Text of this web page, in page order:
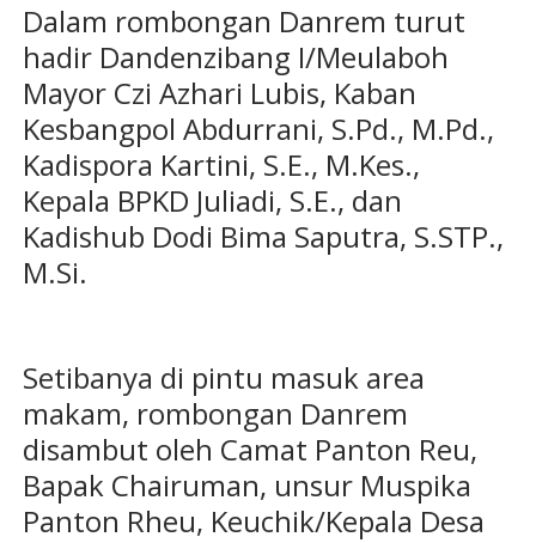
Dalam rombongan Danrem turut
hadir Dandenzibang I/Meulaboh
Mayor Czi Azhari Lubis, Kaban
Kesbangpol Abdurrani, S.Pd., M.Pd.,
Kadispora Kartini, S.E., M.Kes.,
Kepala BPKD Juliadi, S.E., dan
Kadishub Dodi Bima Saputra, S.STP.,
M.Si.
Setibanya di pintu masuk area
makam, rombongan Danrem
disambut oleh Camat Panton Reu,
Bapak Chairuman, unsur Muspika
Panton Rheu, Keuchik/Kepala Desa